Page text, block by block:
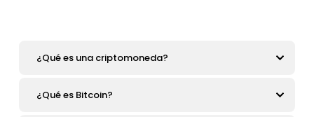
¿Qué es una criptomoneda?
¿Qué es Bitcoin?